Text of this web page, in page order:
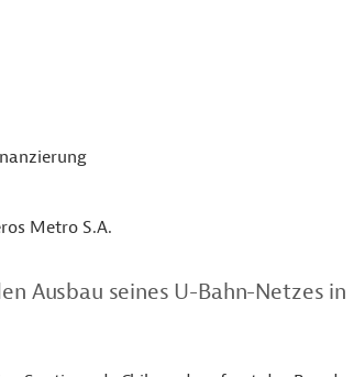
Metro S.A.
Ausbau seines U-Bahn-Netzes in